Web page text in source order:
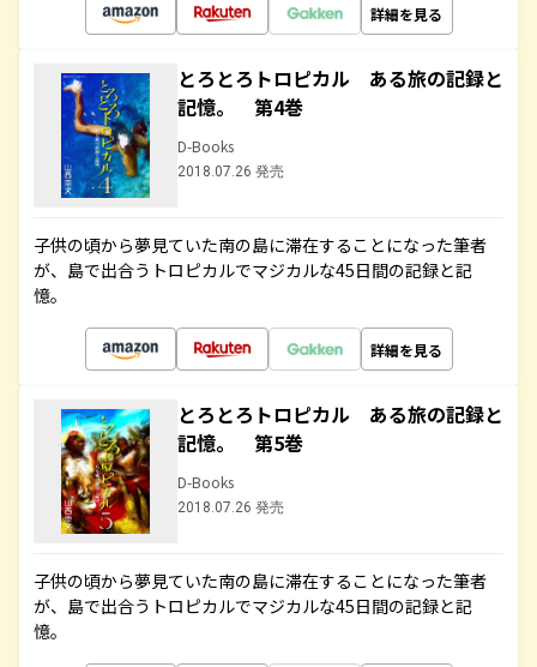
詳細を見る
とろとろトロピカル ある旅の記録と
記憶。 第4巻
D-Books
2018.07.26 発売
子供の頃から夢見ていた南の島に滞在することになった筆者
が、島で出合うトロピカルでマジカルな45日間の記録と記
憶。
詳細を見る
とろとろトロピカル ある旅の記録と
記憶。 第5巻
D-Books
2018.07.26 発売
子供の頃から夢見ていた南の島に滞在することになった筆者
が、島で出合うトロピカルでマジカルな45日間の記録と記
憶。